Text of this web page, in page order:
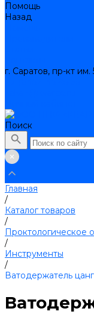
Помощь
Назад
г. Саратов, пр-кт
Поиск
Главная
/
Каталог товаров
/
Проктологическое
/
Инструменты
/
Ватодержатель